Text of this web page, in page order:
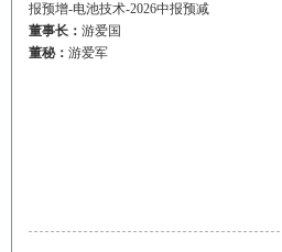
报预增-电池技术-2026中报预减
董事长： 游爱国
董秘： 游爱军